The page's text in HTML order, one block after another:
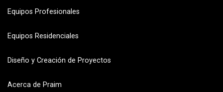
Equipos Profesionales
Equipos Residenciales
Diseño y Creación de Proyectos
Acerca de Praim